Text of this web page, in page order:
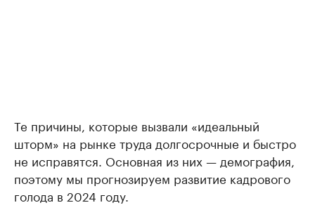
Те причины, которые вызвали «идеальный
шторм» на рынке труда долгосрочные и быстро
не исправятся. Основная из них — демография,
поэтому мы прогнозируем развитие кадрового
голода в 2024 году.